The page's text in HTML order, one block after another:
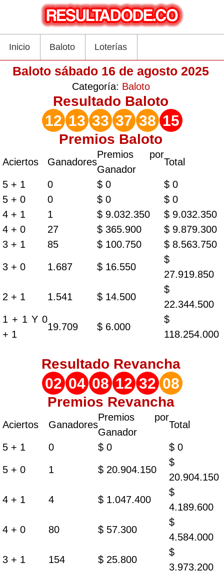
Inicio Baloto Loterías
Baloto sábado 16 de agosto 2025
Categoría: Baloto
Resultado Baloto
12 13 33 37 38 15
Premios Baloto
Aciertos Ganadores
Premios por
Ganador
Total
5 + 1 0 $ 0
$ 0
5 + 0
0 $ 0
$ 0
4 + 1
1 $ 9.032.350
$ 9.032.350
4 + 0
27 $ 365.900
$ 9.879.300
3 + 1
85 $ 100.750 $ 8.563.750
3 + 0 1.687 $ 16.550
$
27.919.850
2 + 1 1.541 $ 14.500
$
22.344.500
1 + 1 Y 0
+ 1
19.709 $ 6.000
$
118.254.000
Resultado Revancha
02 04 08 12 32 08
Premios Revancha
Aciertos Ganadores
Premios por
Ganador
Total
5 + 1 0 $ 0 $ 0
5 + 0 1 $ 20.904.150
$
20.904.150
4 + 1 4 $ 1.047.400
$
4.189.600
4 + 0 80 $ 57.300
$
4.584.000
3 + 1 154 $ 25.800
$
3.973.200